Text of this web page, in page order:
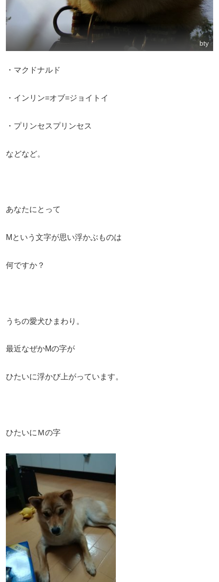
bty
・マクドナルド
・インリン=オブ=ジョイトイ
・プリンセスプリンセス
などなど。
あなたにとって
Mという文字が思い浮かぶものは
何ですか？
うちの愛犬ひまわり。
最近なぜかMの字が
ひたいに浮かび上がっています。
ひたいにＭの字